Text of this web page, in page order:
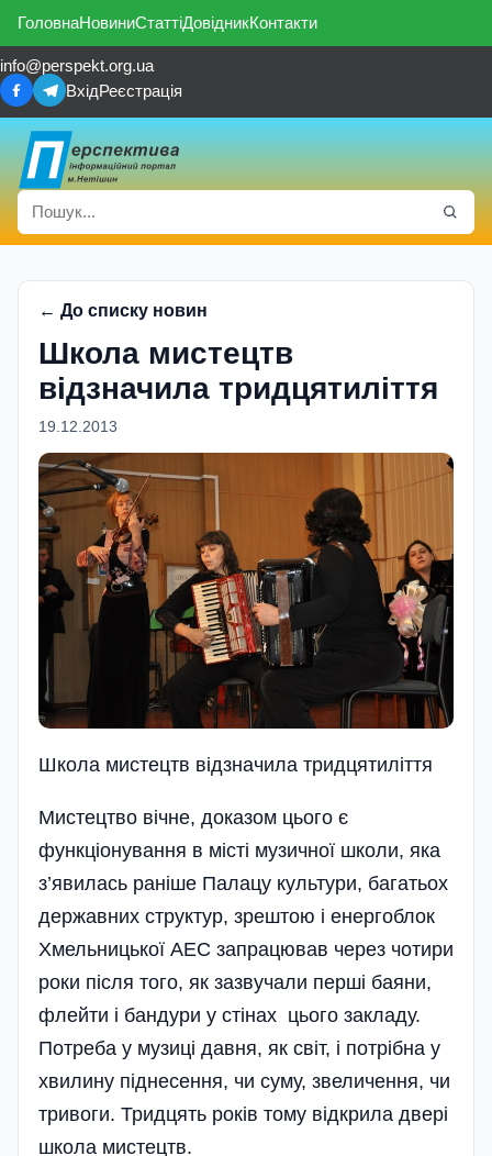
ГоловнаНовиниСтаттіДовідникКонтакти
info@perspekt.org.ua
ВхідРеєстрація
← До списку новин
Школа мистецтв
відзначила тридцятиліття
19.12.2013
Школа мистецтв відзначила тридцятиліття
Мистецтво вічне, доказом цього є
функціонування в місті музичної школи, яка
з’явилась рані­ше Палацу культури, багатьох
державних структур, зрештою і енергоблок
Хмельницької АЕС запрацював через чотири
роки після того, як зазвучали перші баяни,
флейти і бандури у стінах цього закладу.
Потреба у музиці давня, як світ, і потрібна у
хвилину піднесення, чи суму, звеличення, чи
тривоги. Тридцять років тому відкрила двері
школа мистецтв.